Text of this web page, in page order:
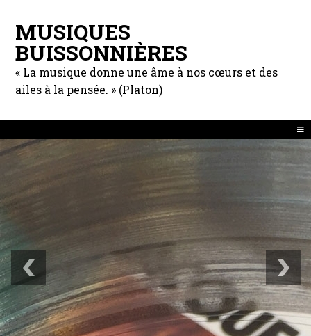
MUSIQUES
BUISSONNIÈRES
« La musique donne une âme à nos cœurs et des
ailes à la pensée. » (Platon)